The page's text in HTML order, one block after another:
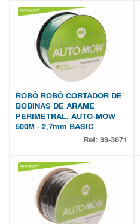
ROBÔ ROBÔ CORTADOR DE
BOBINAS DE ARAME
PERIMETRAL. AUTO-MOW
500M - 2,7mm BASIC
Ref: 99-3671